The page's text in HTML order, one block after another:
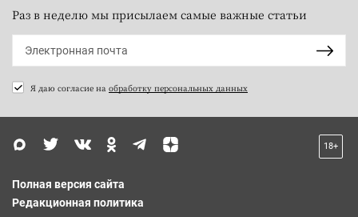
Раз в неделю мы присылаем самые важные статьи
Я даю согласие на обработку персональных данных
18+
Полная версия сайта
Редакционная политика